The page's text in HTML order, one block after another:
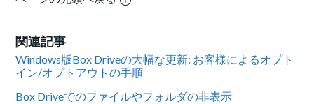
関連記事
Windows版Box Driveの大幅な更新: お客様によるオプト
イン/オプトアウトの手順
Box Driveでのファイルやフォルダの非表示